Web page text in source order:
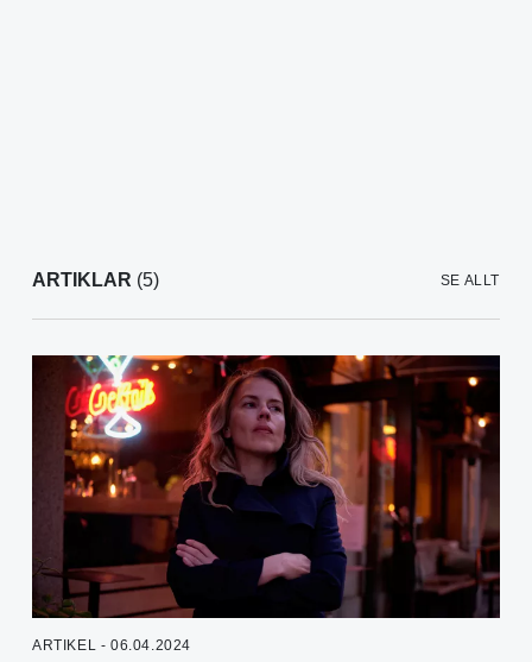
ARTIKLAR (5) SE ALLT
ARTIKEL - 06.04.2024